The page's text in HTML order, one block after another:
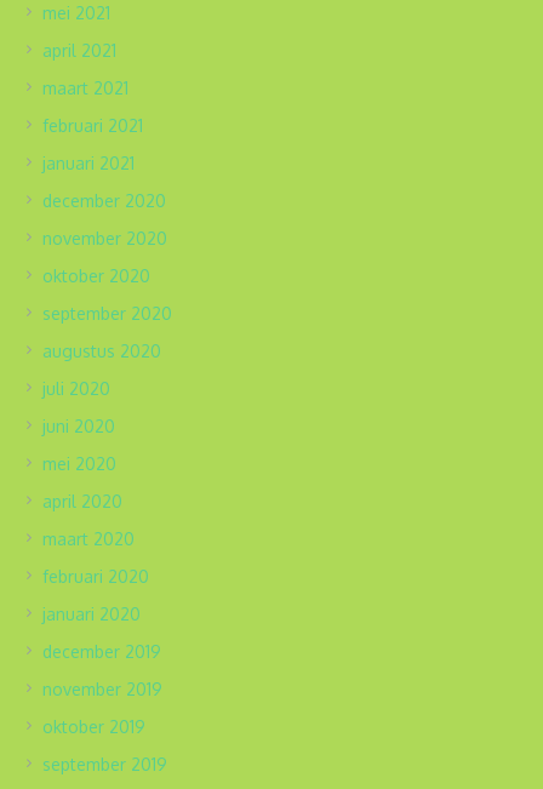
mei 2021
april 2021
maart 2021
februari 2021
januari 2021
december 2020
november 2020
oktober 2020
september 2020
augustus 2020
juli 2020
juni 2020
mei 2020
april 2020
maart 2020
februari 2020
januari 2020
december 2019
november 2019
oktober 2019
september 2019